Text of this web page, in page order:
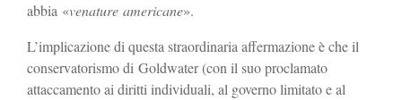
abbia «venature americane».
L’implicazione di questa straordinaria affermazione è che il
conservatorismo di Goldwater (con il suo proclamato
attaccamento ai diritti individuali, al governo limitato e al